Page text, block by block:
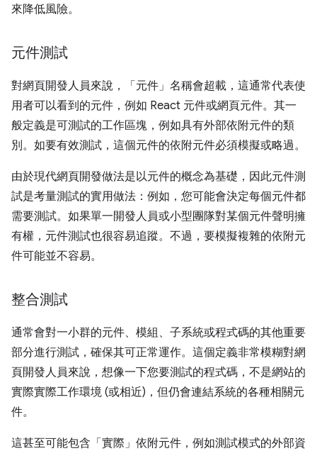
來降低風險。
元件測試
對網頁開發人員來說，「元件」名稱會超載，這通常代表使
用者可以看到的元件，例如 React 元件或網頁元件。其一
般定義是可測試的工作區塊，例如具有外部依附元件的類
別。如要有效測試，這個元件的依附元件必須模擬或略過。
由於現代網頁開發做法是以元件的概念為基礎，因此元件測
試是考量測試的實用做法：例如，您可能會決定每個元件都
需要測試。如果單一開發人員或小型團隊對某個元件聲明擁
有權，元件測試也很容易追蹤。不過，要模擬複雜的依附元
件可能並不容易。
整合測試
通常會對一小群的元件、模組、子系統或程式碼的其他重要
部分進行測試，確保其可正常運作。這個定義非常模糊對網
頁開發人員來說，想像一下您要測試的程式碼，不是網站的
實際實際工作環境 (或相近)，但仍會連結系統的各種相關元
件。
這甚至可能包含「實際」依附元件，例如測試模式的外部資